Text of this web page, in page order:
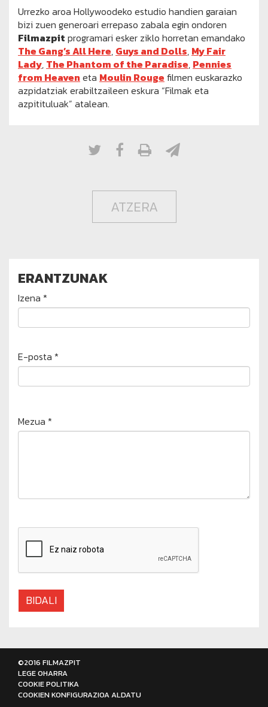
Urrezko aroa Hollywoodeko estudio handien garaian
bizi zuen generoari errepaso zabala egin ondoren
Filmazpit programari esker ziklo horretan emandako
The Gang’s All Here, Guys and Dolls, My Fair
Lady, The Phantom of the Paradise, Pennies
from Heaven eta Moulin Rouge filmen euskarazko
azpidatziak erabiltzaileen eskura “Filmak eta
azpitituluak” atalean.
ATZERA
ERANTZUNAK
Izena *
E-posta *
Mezua *
BIDALI
©2016 FILMAZPIT
LEGE OHARRA
COOKIE POLITIKA
COOKIEN KONFIGURAZIOA ALDATU